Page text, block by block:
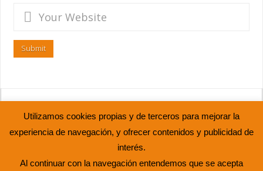
PARTICIPACIÓN
LA ESCUELA VOLUNTARIADO
RRHH
AVISO LEGAL POLÍTICA DE PRIVACIDAD
Utilizamos cookies propias y de terceros para mejorar la
experiencia de navegación, y ofrecer contenidos y publicidad de
interés.
Al continuar con la navegación entendemos que se acepta